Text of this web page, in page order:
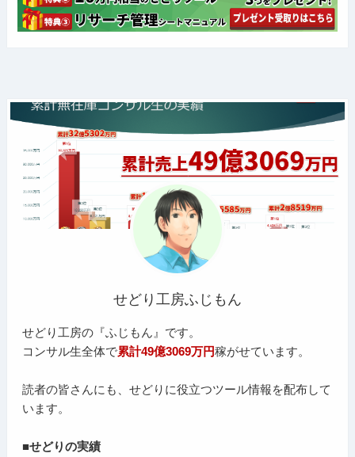
せどり工房ふじもん
せどり工房の『ふじもん』です。
コンサル生全体で累計49億3069万円稼がせています。
読者の皆さんにも、せどりに役立つツール情報を配布して
います。
■せどりの実績